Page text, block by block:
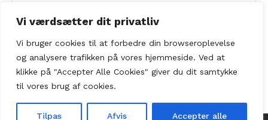
Vi værdsætter dit privatliv
Vi bruger cookies til at forbedre din browseroplevelse
og analysere trafikken på vores hjemmeside. Ved at
klikke på "Accepter Alle Cookies" giver du dit samtykke
til vores brug af cookies.
Tilpas Afvis Accepter alle
Ewaldsgade 7, 3. DK-2200 København N
Tlf. +45 7020 0814 | info@erhvervsejendomsmægler.dk